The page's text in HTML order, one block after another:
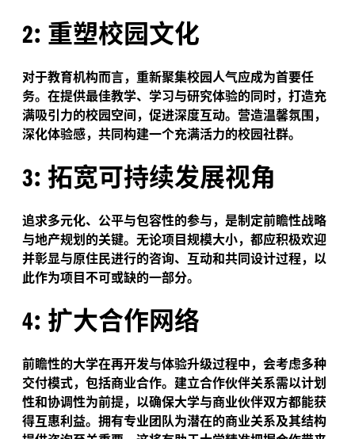
2: 重塑校园文化
对于教育机构而言，重新聚集校园人气应成为首要任
务。在提供最佳教学、学习与研究体验的同时，打造充
满吸引力的校园空间，促进深度互动。营造温馨氛围，
深化体验感，共同构建一个充满活力的校园社群。
3: 拓宽可持续发展视角
追求多元化、公平与包容性的参与，是制定前瞻性战略
与地产规划的关键。无论项目规模大小，都应积极欢迎
并彰显与原住民进行的咨询、互动和共同设计过程，以
此作为项目不可或缺的一部分。
4: 扩大合作网络
前瞻性的大学在再开发与体验升级过程中，会考虑多种
交付模式，包括商业合作。建立合作伙伴关系需以计划
性和协调性为前提，以确保大学与商业伙伴双方都能获
得互惠利益。拥有专业团队为潜在的商业关系及其结构